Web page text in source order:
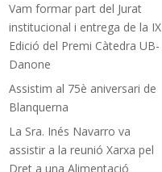
Vam formar part del Jurat
institucional i entrega de la IX
Edició del Premi Càtedra UB-
Danone
Assistim al 75è aniversari de
Blanquerna
La Sra. Inés Navarro va
assistir a la reunió Xarxa pel
Dret a una Alimentació